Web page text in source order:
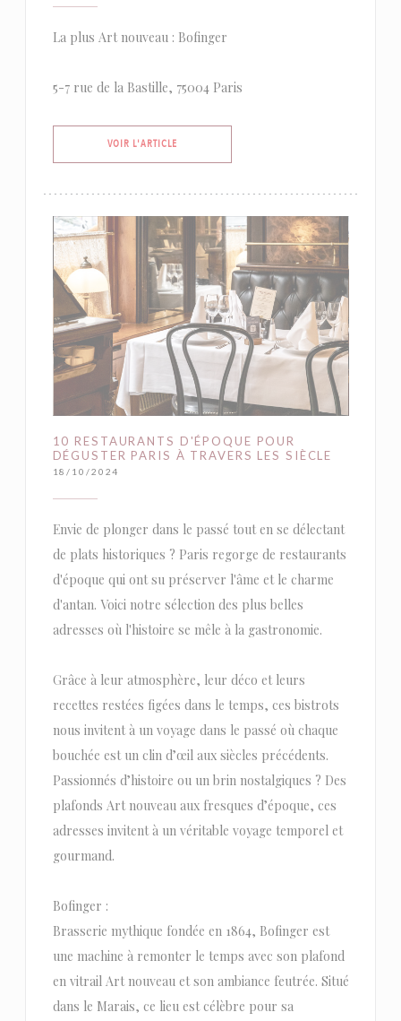
La plus Art nouveau : Bofinger
5-7 rue de la Bastille, 75004 Paris
VOIR L'ARTICLE((OUVRE UNE NOUVELLE FENÊTRE))
10 RESTAURANTS D'ÉPOQUE POUR
DÉGUSTER PARIS À TRAVERS LES SIÈCLE
18/10/2024
Envie de plonger dans le passé tout en se délectant
de plats historiques ? Paris regorge de restaurants
d'époque qui ont su préserver l'âme et le charme
d'antan. Voici notre sélection des plus belles
adresses où l'histoire se mêle à la gastronomie.
Grâce à leur atmosphère, leur déco et leurs
recettes restées figées dans le temps, ces bistrots
nous invitent à un voyage dans le passé où chaque
bouchée est un clin d’œil aux siècles précédents.
Passionnés d’histoire ou un brin nostalgiques ? Des
plafonds Art nouveau aux fresques d’époque, ces
adresses invitent à un véritable voyage temporel et
gourmand.
Bofinger :
Brasserie mythique fondée en 1864, Bofinger est
une machine à remonter le temps avec son plafond
en vitrail Art nouveau et son ambiance feutrée. Situé
dans le Marais, ce lieu est célèbre pour sa